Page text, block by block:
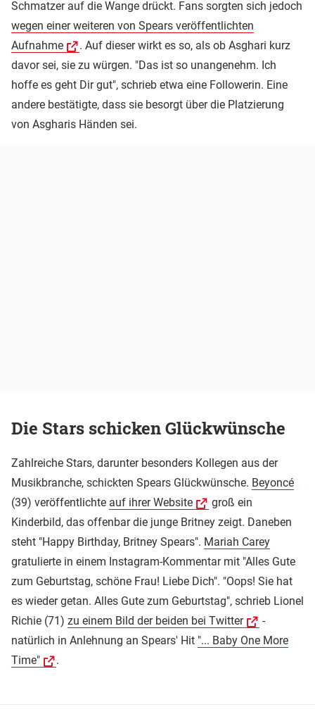
Schmatzer auf die Wange drückt. Fans sorgten sich jedoch
wegen einer weiteren von Spears veröffentlichten
Aufnahme
. Auf dieser wirkt es so, als ob Asghari kurz
davor sei, sie zu würgen. "Das ist so unangenehm. Ich
hoffe es geht Dir gut", schrieb etwa eine Followerin. Eine
andere bestätigte, dass sie besorgt über die Platzierung
von Asgharis Händen sei.
Die Stars schicken Glückwünsche
Zahlreiche Stars, darunter besonders Kollegen aus der
Musikbranche, schickten Spears Glückwünsche. Beyoncé
(39) veröffentlichte auf ihrer Website
groß ein
Kinderbild, das offenbar die junge Britney zeigt. Daneben
steht "Happy Birthday, Britney Spears". Mariah Carey
gratulierte in einem Instagram-Kommentar mit "Alles Gute
zum Geburtstag, schöne Frau! Liebe Dich". "Oops! Sie hat
es wieder getan. Alles Gute zum Geburtstag", schrieb Lionel
Richie (71) zu einem Bild der beiden bei Twitter
-
natürlich in Anlehnung an Spears' Hit "... Baby One More
Time"
.